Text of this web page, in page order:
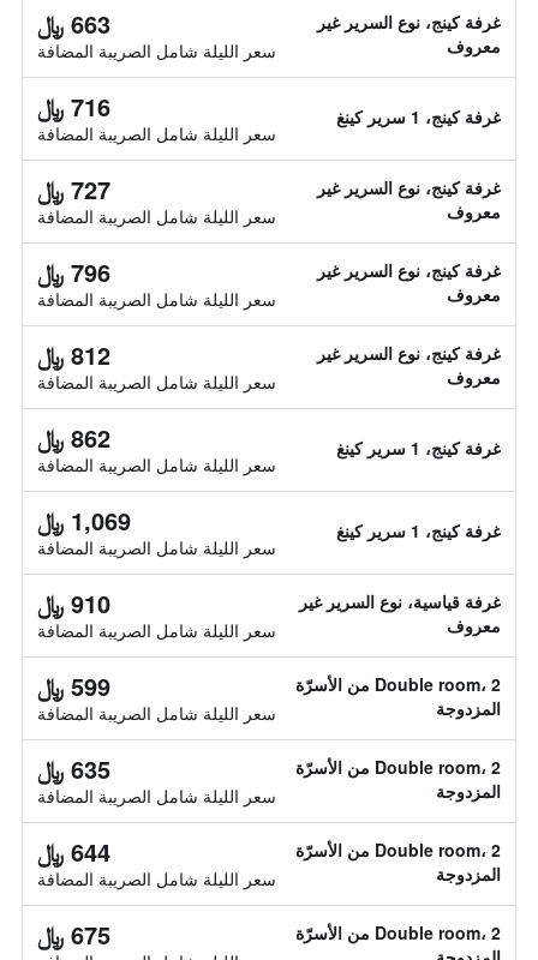
غرفة كينج، نوع السرير غير
معروف
663 ﷼
سعر الليلة شامل الصريبة المضافة
غرفة كينج، 1 سرير كينغ 716 ﷼
سعر الليلة شامل الصريبة المضافة
غرفة كينج، نوع السرير غير
معروف
727 ﷼
سعر الليلة شامل الصريبة المضافة
غرفة كينج، نوع السرير غير
معروف
796 ﷼
سعر الليلة شامل الصريبة المضافة
غرفة كينج، نوع السرير غير
معروف
812 ﷼
سعر الليلة شامل الصريبة المضافة
غرفة كينج، 1 سرير كينغ 862 ﷼
سعر الليلة شامل الصريبة المضافة
غرفة كينج، 1 سرير كينغ 1,069 ﷼
سعر الليلة شامل الصريبة المضافة
غرفة قياسية، نوع السرير غير
معروف
910 ﷼
سعر الليلة شامل الصريبة المضافة
Double room، 2 من الأسرّة
المزدوجة
599 ﷼
سعر الليلة شامل الصريبة المضافة
Double room، 2 من الأسرّة
المزدوجة
635 ﷼
سعر الليلة شامل الصريبة المضافة
Double room، 2 من الأسرّة
المزدوجة
644 ﷼
سعر الليلة شامل الصريبة المضافة
Double room، 2 من الأسرّة
675 ﷼